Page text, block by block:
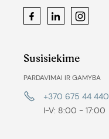
FacebookLinkedInInstagram
Susisiekime
PARDAVIMAI IR GAMYBA
+370 675 44 440
I-V: 8:00 - 17:00